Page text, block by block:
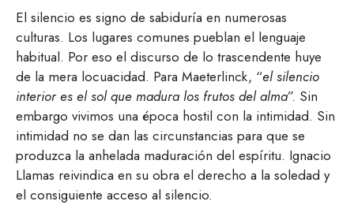
El silencio es signo de sabiduría en numerosas
culturas. Los lugares comunes pueblan el lenguaje
habitual. Por eso el discurso de lo trascendente huye
de la mera locuacidad. Para Maeterlinck, “el silencio
interior es el sol que madura los frutos del alma”. Sin
embargo vivimos una época hostil con la intimidad. Sin
intimidad no se dan las circunstancias para que se
produzca la anhelada maduración del espíritu. Ignacio
Llamas reivindica en su obra el derecho a la soledad y
el consiguiente acceso al silencio.